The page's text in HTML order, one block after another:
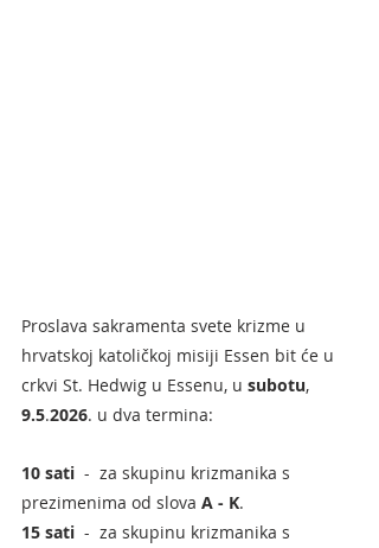
Proslava sakramenta svete krizme u
hrvatskoj katoličkoj misiji Essen bit će u
crkvi St. Hedwig u Essenu, u subotu,
9.5.2026. u dva termina:
10 sati
  -  za skupinu krizmanika s
prezimenima od slova A - K.
15 sati
  -  za skupinu krizmanika s